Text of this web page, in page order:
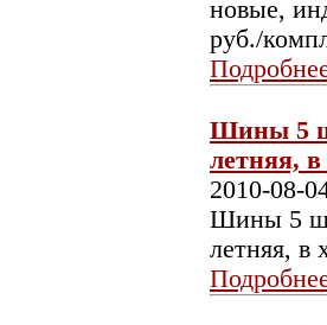
новые,
руб./
Шины 5
летняя,
2010-08-
Шины 5
летняя, в